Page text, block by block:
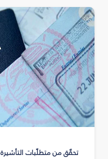
تحقّق من متطلّبات التأشيرة